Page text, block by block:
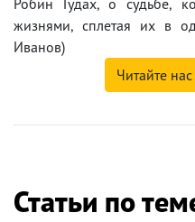
Робин Гудах, о судьбе,
жизнями, сплетая их в
Иванов)
Читайте
Статьи по